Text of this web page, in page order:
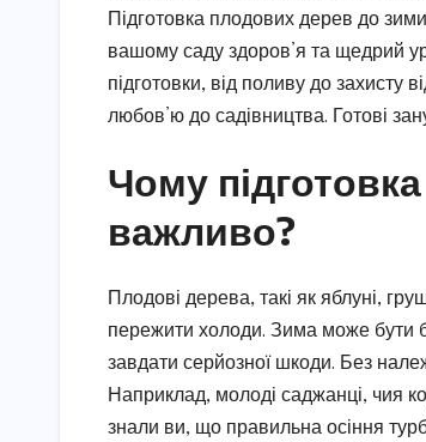
Підготовка плодових дерев до
вашому саду здоров’я та щедрий
підготовки, від поливу до
любов’ю до садівництва. Готові
Чому
важливо?
Плодові дерева, такі як яблуні,
пережити холоди. Зима може бути
завдати серйозної шкоди. Без
Наприклад, молоді саджанці, чия
знали ви, що правильна осіння